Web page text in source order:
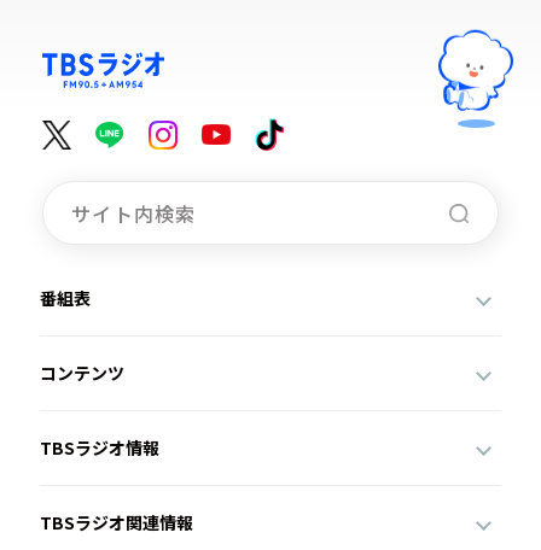
番組表
コンテンツ
TBSラジオ情報
TBSラジオ関連情報